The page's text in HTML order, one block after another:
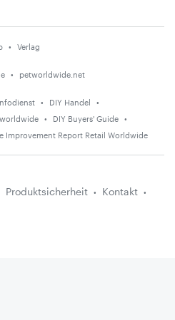
Verlag
petworldwide.net
DIY Handel
worldwide
DIY Buyers' Guide
Improvement Report Retail Worldwide
Produktsicherheit
Kontakt